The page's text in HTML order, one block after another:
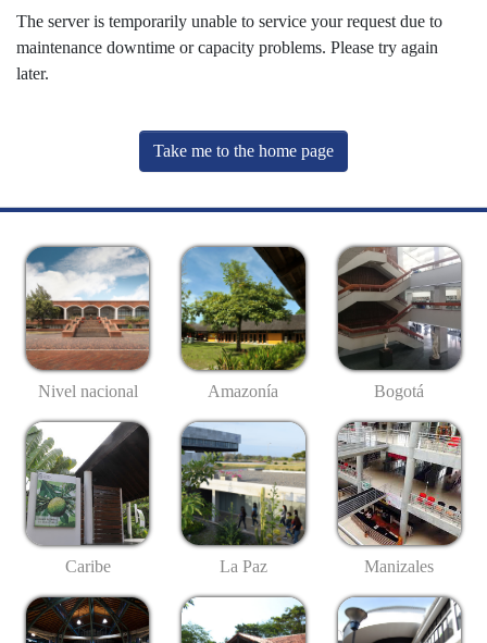
The server is temporarily unable to service your request due to
maintenance downtime or capacity problems. Please try again
later.
Take me to the home page
Nivel nacional Amazonía Bogotá
Caribe La Paz Manizales